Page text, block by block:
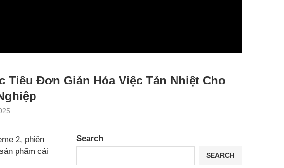
Tiêu Đơn Giản Hóa Việc Tản Nhiệt Cho
2, phiên
phẩm cải
Search
SEARCH